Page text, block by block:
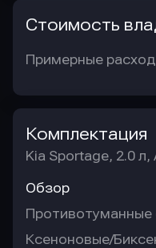
Стоимость
Примерные
Комплектация
Kia Sportage, 2.0
Обзор
Противотуманные
Ксеноновые/